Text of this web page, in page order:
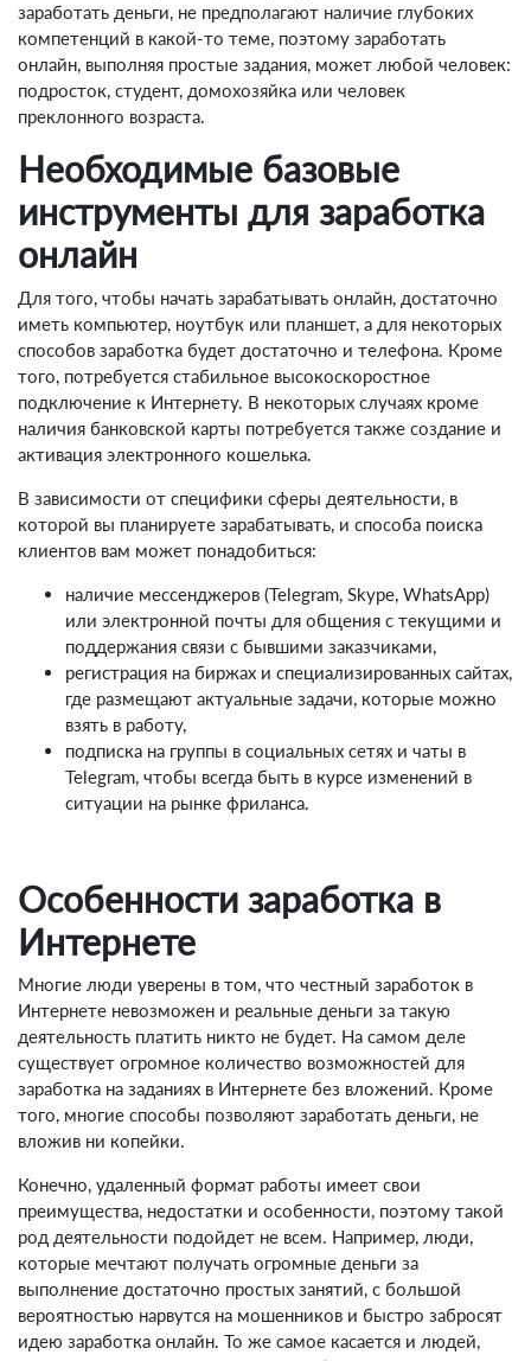
заработать деньги, не предполагают наличие глубоких
компетенций в какой-то теме, поэтому заработать
онлайн, выполняя простые задания, может любой человек:
подросток, студент, домохозяйка или человек
преклонного возраста.
Необходимые базовые
инструменты для заработка
онлайн
Для того, чтобы начать зарабатывать онлайн, достаточно
иметь компьютер, ноутбук или планшет, а для некоторых
способов заработка будет достаточно и телефона. Кроме
того, потребуется стабильное высокоскоростное
подключение к Интернету. В некоторых случаях кроме
наличия банковской карты потребуется также создание и
активация электронного кошелька.
В зависимости от специфики сферы деятельности, в
которой вы планируете зарабатывать, и способа поиска
клиентов вам может понадобиться:
наличие мессенджеров (Telegram, Skype, WhatsApp)
или электронной почты для общения с текущими и
поддержания связи с бывшими заказчиками,
регистрация на биржах и специализированных сайтах,
где размещают актуальные задачи, которые можно
взять в работу,
подписка на группы в социальных сетях и чаты в
Telegram, чтобы всегда быть в курсе изменений в
ситуации на рынке фриланса.
Особенности заработка в
Интернете
Многие люди уверены в том, что честный заработок в
Интернете невозможен и реальные деньги за такую
деятельность платить никто не будет. На самом деле
существует огромное количество возможностей для
заработка на заданиях в Интернете без вложений. Кроме
того, многие способы позволяют заработать деньги, не
вложив ни копейки.
Конечно, удаленный формат работы имеет свои
преимущества, недостатки и особенности, поэтому такой
род деятельности подойдет не всем. Например, люди,
которые мечтают получать огромные деньги за
выполнение достаточно простых занятий, с большой
вероятностью нарвутся на мошенников и быстро забросят
идею заработка онлайн. То же самое касается и людей,